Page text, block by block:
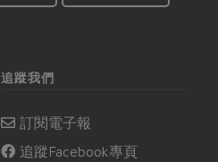
追蹤我們
訂閱電子報
追蹤Facebook專頁